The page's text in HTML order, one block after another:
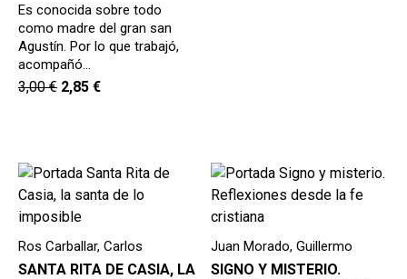
Es conocida sobre todo
como madre del gran san
Agustín. Por lo que trabajó,
acompañó…
3,00€ 2,85 €
Ros Carballar, Carlos
SANTA RITA DE CASIA, LA
Juan Morado, Guillermo
SIGNO Y MISTERIO.